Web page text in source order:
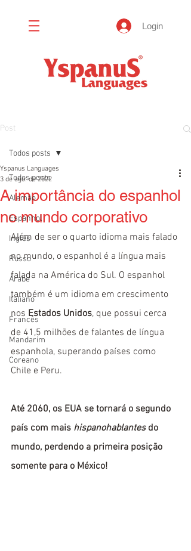
Login
Post
Todos posts
Alemão
Espanhol
Inglês
Russo
Árabe
Italiano
Francês
Mandarim
Coreano
Todos posts
A importância do espanhol
no mundo corporativo
Yspanus Languages
3 de ago. de 2022
Além de ser o quarto idioma mais falado
no mundo, o espanhol é a língua mais
falada na América do Sul. O espanhol
também é um idioma em crescimento
nos Estados Unidos, que possui cerca
de 41,5 milhões de falantes de língua
espanhola, superando países como
Chile e Peru.
Até 2060, os EUA se tornará o segundo
país com mais hispanohablantes do
mundo, perdendo a primeira posição
somente para o México!